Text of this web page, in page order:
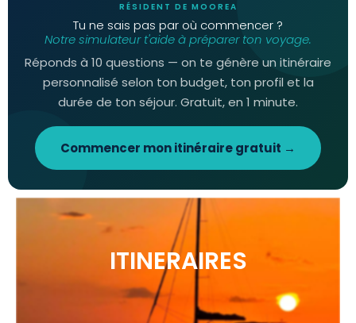
RÉSIDENT DE MOOREA
Tu ne sais pas par où commencer ?
Notre simulateur t'aide à préparer ton voyage.
Réponds à 10 questions — on te génère un itinéraire
personnalisé selon ton budget, ton profil et la
durée de ton séjour. Gratuit, en 1 minute.
Commencer mon itinéraire gratuit →
ITINERAIRES